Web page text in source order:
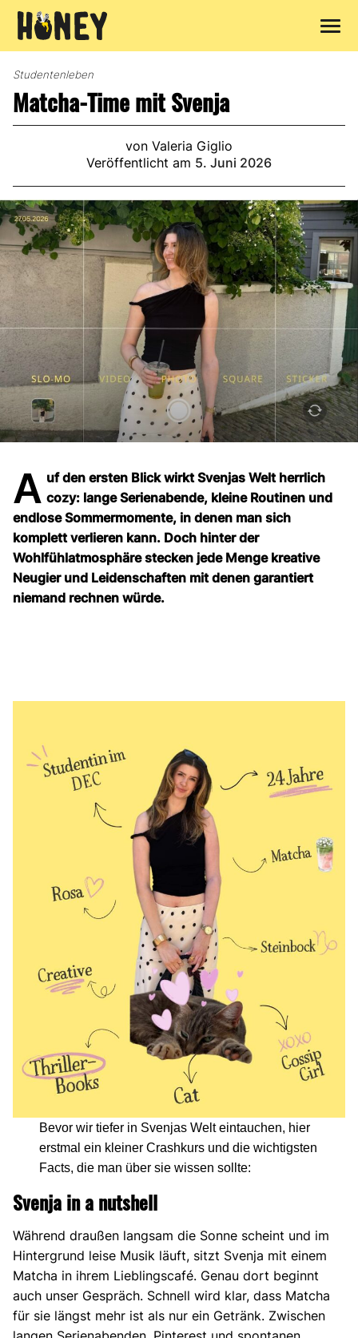
Inhalt
Studentenleben
Matcha-Time mit Svenja
von Valeria Giglio
Veröffentlicht am 5. Juni 2026
A uf den ersten Blick wirkt Svenjas Welt herrlich
cozy: lange Serienabende, kleine Routinen und
endlose Sommermomente, in denen man sich
komplett verlieren kann. Doch hinter der
Wohlfühlatmosphäre stecken jede Menge kreative
Neugier und Leidenschaften mit denen garantiert
niemand rechnen würde.
Bevor wir tiefer in Svenjas Welt eintauchen, hier
erstmal ein kleiner Crashkurs und die wichtigsten
Facts, die man über sie wissen sollte:
Svenja in a nutshell
Während draußen langsam die Sonne scheint und im
Hintergrund leise Musik läuft, sitzt Svenja mit einem
Matcha in ihrem Lieblingscafé. Genau dort beginnt
auch unser Gespräch. Schnell wird klar, dass Matcha
für sie längst mehr ist als nur ein Getränk. Zwischen